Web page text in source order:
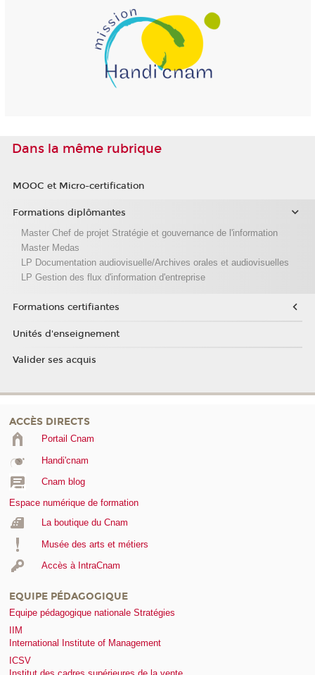
Dans la même rubrique
MOOC et Micro-certification
Formations diplômantes
Master Chef de projet Stratégie et gouvernance de l'information
Master Medas
LP Documentation audiovisuelle/Archives orales et audiovisuelles
LP Gestion des flux d'information d'entreprise
Formations certifiantes
Unités d'enseignement
Valider ses acquis
ACCÈS DIRECTS
Portail Cnam
Handi'cnam
Cnam blog
Espace numérique de formation
La boutique du Cnam
Musée des arts et métiers
Accès à IntraCnam
EQUIPE PÉDAGOGIQUE
Equipe pédagogique nationale Stratégies
IIM
International Institute of Management
ICSV